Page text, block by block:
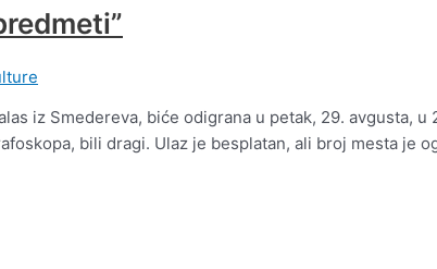
iz Smedereva, biće odigrana u petak, 29.
bili dragi. Ulaz je besplatan, ali broj mesta